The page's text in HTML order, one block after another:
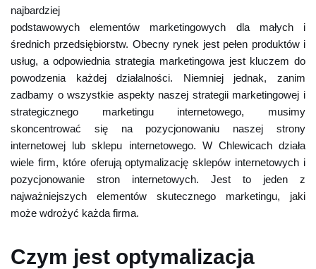
najbardziej
podstawowych elementów marketingowych dla małych i
średnich przedsiębiorstw. Obecny rynek jest pełen produktów i
usług, a odpowiednia strategia marketingowa jest kluczem do
powodzenia każdej działalności. Niemniej jednak, zanim
zadbamy o wszystkie aspekty naszej strategii marketingowej i
strategicznego marketingu internetowego, musimy
skoncentrować się na pozycjonowaniu naszej strony
internetowej lub sklepu internetowego. W Chlewicach działa
wiele firm, które oferują optymalizację sklepów internetowych i
pozycjonowanie stron internetowych. Jest to jeden z
najważniejszych elementów skutecznego marketingu, jaki
może wdrożyć każda firma.
Czym jest optymalizacja